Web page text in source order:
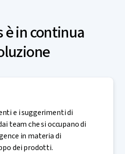
è in continua
e i suggerimenti di
team che si occupano di